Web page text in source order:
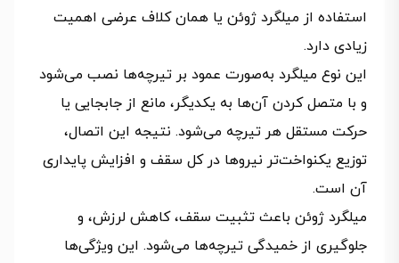
استفاده از میلگرد ژوئن یا همان کلاف عرضی اهمیت
زیادی دارد.
این نوع میلگرد به‌صورت عمود بر تیرچه‌ها نصب می‌شود
و با متصل کردن آن‌ها به یکدیگر، مانع از جابجایی یا
حرکت مستقل هر تیرچه می‌شود. نتیجه این اتصال،
توزیع یکنواخت‌تر نیروها در کل سقف و افزایش پایداری
آن است.
میلگرد ژوئن باعث تثبیت سقف، کاهش لرزش، و
جلوگیری از خمیدگی تیرچه‌ها می‌شود. این ویژگی‌ها